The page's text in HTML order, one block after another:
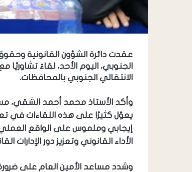
عقدت دائرة الشؤون القانونية وحقوق
الجنوبي، اليوم الأحد، لقاءً
الانتقالي الجنوبي بالمحافظات.
وأكد الأستاذ محمد أحمد الشقي،
يعوّل كثيرًا على هذه اللقاءات في
إيجابي وملموس على الواقع
الأداء القانوني وتعزيز دور
وشدد مساعد الأمين العام على ضرورة